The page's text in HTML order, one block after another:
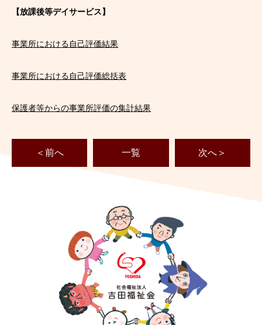
【放課後等デイサービス】
事業所における自己評価結果
事業所における自己評価総括表
保護者等からの事業所評価の集計結果
＜前へ 一覧 次へ＞